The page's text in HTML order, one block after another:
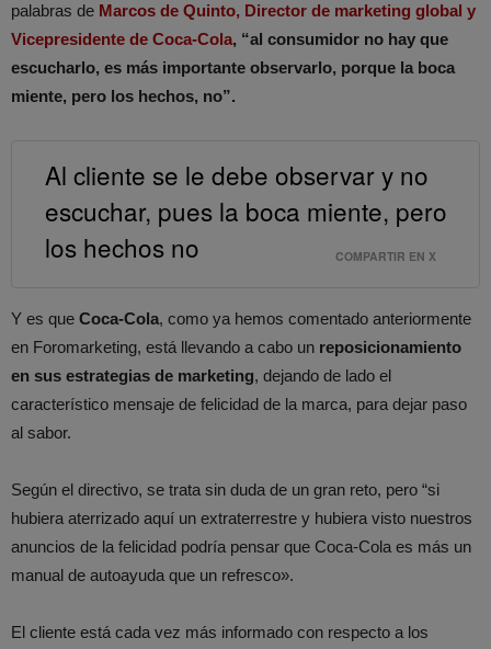
palabras de Marcos de Quinto, Director de marketing global y
Vicepresidente de Coca-Cola, “al consumidor no hay que
escucharlo, es más importante observarlo, porque la boca
miente, pero los hechos, no”.
Al cliente se le debe observar y no
escuchar, pues la boca miente, pero
los hechos no
COMPARTIR EN X
Y es que Coca-Cola, como ya hemos comentado anteriormente
en Foromarketing, está llevando a cabo un reposicionamiento
en sus estrategias de marketing, dejando de lado el
característico mensaje de felicidad de la marca, para dejar paso
al sabor.
Según el directivo, se trata sin duda de un gran reto, pero “si
hubiera aterrizado aquí un extraterrestre y hubiera visto nuestros
anuncios de la felicidad podría pensar que Coca-Cola es más un
manual de autoayuda que un refresco».
El cliente está cada vez más informado con respecto a los